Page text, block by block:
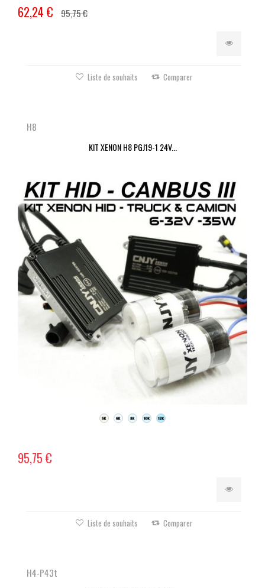
62,24 € 95,75 €
Liste de souhaits Comparer
H8
KIT XENON H8 PGJ19-1 24V...
95,75 €
Liste de souhaits Comparer
H4-P43t